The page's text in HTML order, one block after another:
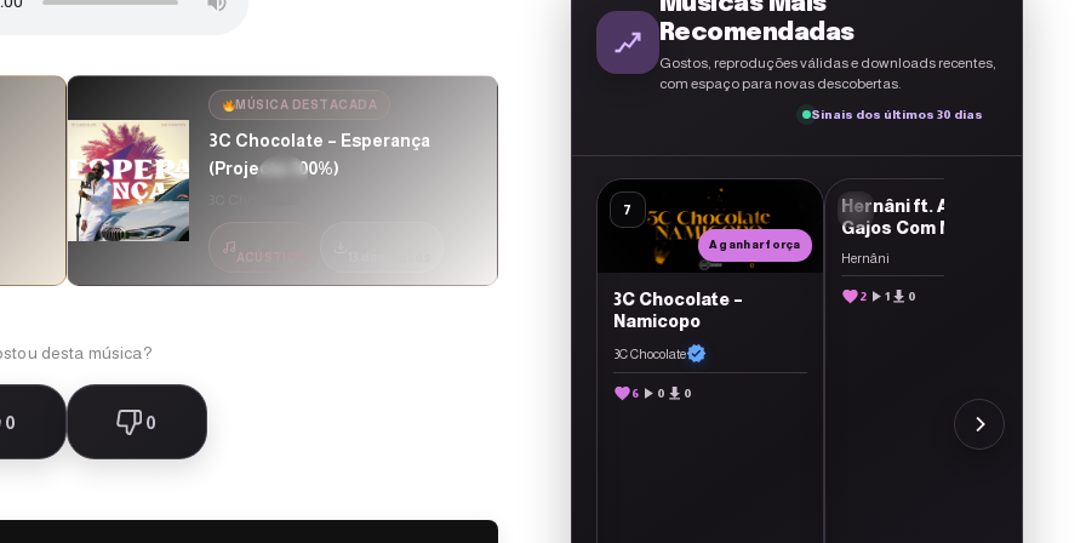
MÚSICA DESTACADA
3C Chocolate – Esperança
(Projecto 100%)
ACÚSTICO
desta música?
0 0
Recomendadas
Gostos, reproduções válidas e downloads recentes,
com espaço para novas descobertas.
Sinais dos últimos 30 dias
– Momomo
7
A ganhar força
3C Chocolate –
Namicopo
3C Chocolate
6 0 0
10
Hernâni ft. Ace Nells –
Gajos Com Mola Em
MPT
Hernâni
2 1 0